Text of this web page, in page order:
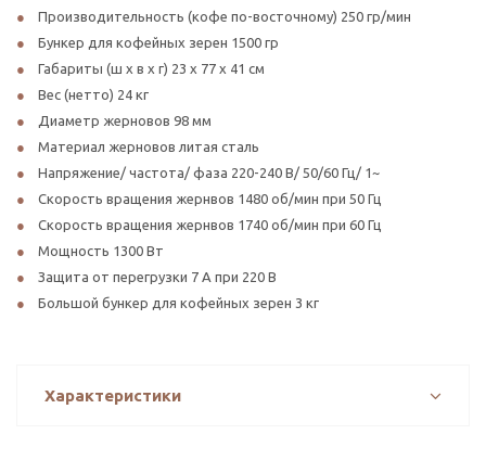
Производительность (кофе по-восточному) 250 гр/мин
Бункер для кофейных зерен 1500 гр
Габариты (ш х в x г) 23 x 77 x 41 см
Вес (нетто) 24 кг
Диаметр жерновов 98 мм
Материал жерновов литая сталь
Напряжение/ частота/ фаза 220-240 В/ 50/60 Гц/ 1~
Скорость вращения жернвов 1480 об/мин при 50 Гц
Скорость вращения жернвов 1740 об/мин при 60 Гц
Мощность 1300 Вт
Защита от перегрузки 7 A при 220 В
Большой бункер для кофейных зерен 3 кг
Характеристики